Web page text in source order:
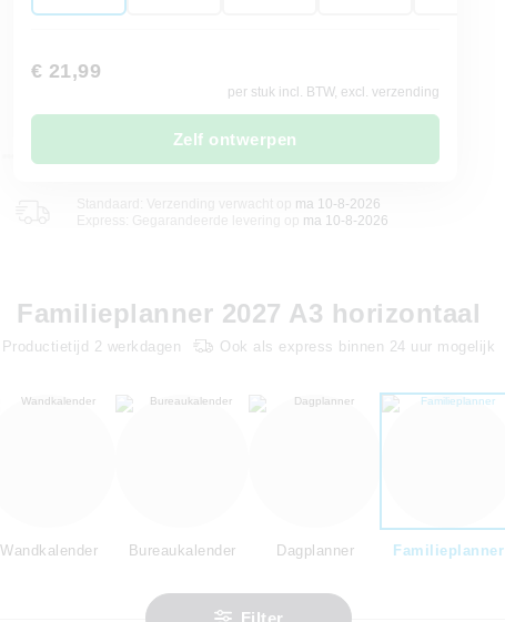
€ 21,99
per stuk incl. BTW, excl. verzending
Zelf ontwerpen
ma 10-8-2026
Express: Gegarandeerde levering op ma 10-8-2026
Familieplanner 2027 A3 horizontaal
Productietijd 2 werkdagen Ook als express binnen 24 uur mogelijk
Wandkalender Bureaukalender Dagplanner Familieplanner
Filter